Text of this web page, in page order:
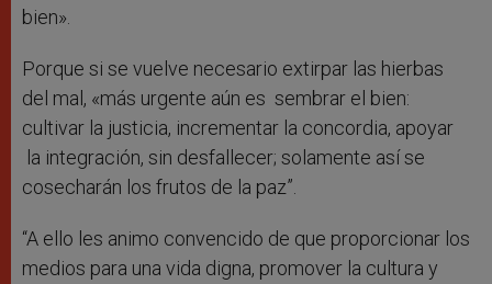
bien».
Porque si se vuelve necesario extirpar las hierbas
del mal, «más urgente aún es sembrar el bien:
cultivar la justicia, incrementar la concordia, apoyar
la integración, sin desfallecer; solamente así se
cosecharán los frutos de la paz”.
“A ello les animo convencido de que proporcionar los
medios para una vida digna, promover la cultura y